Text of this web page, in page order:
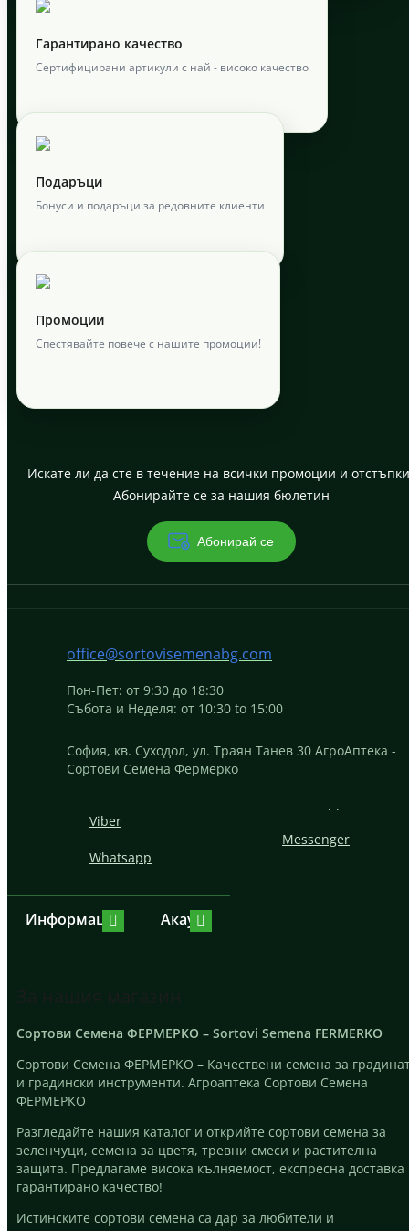
Гарантирано качество
Сертифицирани артикули с най - високо качество
Подаръци
Бонуси и подаръци за редовните клиенти
Промоции
Спестявайте повече с нашите промоции!
Искате ли да сте в течение на всички промоции и
Абонирайте се за нашия бюлетин
Абонирай се
office@sortovisemenabg.com
Пон-Пет: от 9:30 до 18:30
Събота и Неделя: от 10:30 to 15:00
София, кв. Суходол, ул. Траян Танев 30 АгроАптека -
Сортови Семена Фермерко
Viber
Whatsapp
Messenger
Информация Акаунт
Сортови Семена ФЕРМЕРКО – Sortovi Semena FERMERKO
Сортови Семена ФЕРМЕРКО – Качествени семена за
и градински инструменти. Агроаптека Сортови Семена
ФЕРМЕРКО
Разгледайте нашия каталог и открийте сортови семена за
зеленчуци, семена за цветя, тревни смеси и растителна
защита. Предлагаме висока кълняемост, експресна доставка
гарантирано качество!
Истинските сортови семена са дар за любители и